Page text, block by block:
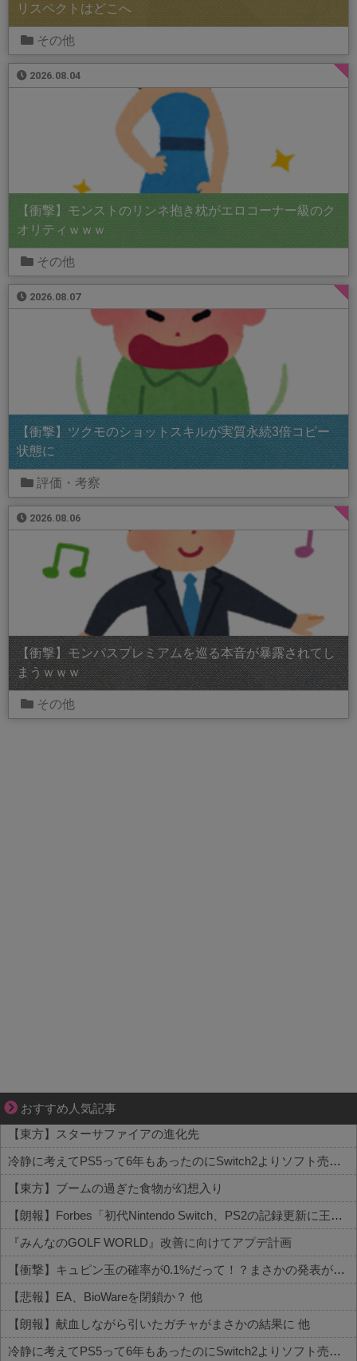
リスペクトはどこへ
その他
2026.08.04
【衝撃】モンストのリンネ抱き枕がエロコーナー級のク
オリティｗｗｗ
その他
2026.08.07
【衝撃】ツクモのショットスキルが実質永続3倍コピー
状態に
評価・考察
2026.08.06
【衝撃】モンパスプレミアムを巡る本音が暴露されてし
まうｗｗｗ
その他
おすすめ人気記事
平穏が少しずつ壊れていく家族の物語。
【東方】スターサファイアの進化先
冷静に考えてPS5って6年もあったのにSwitch2よりソフト売れないのヤバいよな
【東方】ブームの過ぎた食物が幻想入り
【朗報】Forbes「初代Nintendo Switch、PS2の記録更新に王手 世界一まで残り150万台」
『みんなのGOLF WORLD』改善に向けてアプデ計画
【衝撃】キュピン玉の確率が0.1%だって！？まさかの発表がコチラ 他
【悲報】EA、BioWareを閉鎖か？ 他
【朗報】献血しながら引いたガチャがまさかの結果に 他
冷静に考えてPS5って6年もあったのにSwitch2よりソフト売れないのヤバいよな 他